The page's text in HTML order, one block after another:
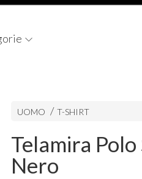
UOMO T-SHIRT
Telamira
Nero